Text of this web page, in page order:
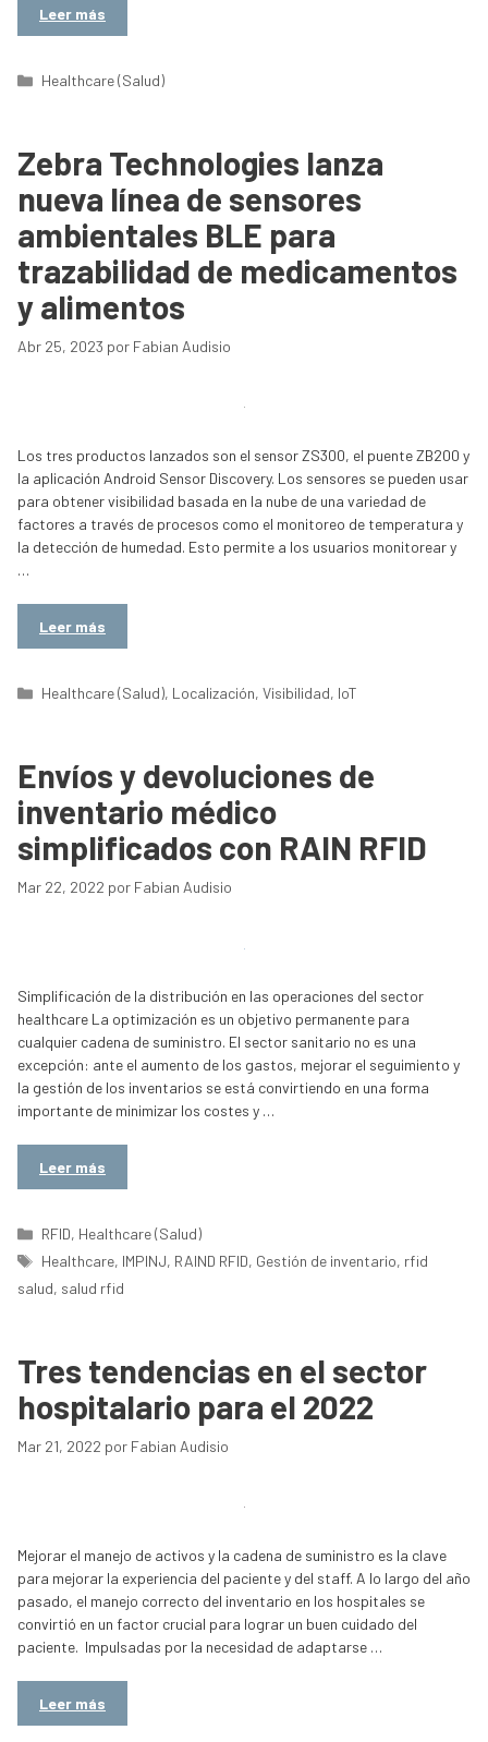
Leer más
Categorías
Healthcare (Salud)
Zebra Technologies lanza
nueva línea de sensores
ambientales BLE para
trazabilidad de medicamentos
y alimentos
Abr 25, 2023 por Fabian Audisio
Los tres productos lanzados son el sensor ZS300, el puente ZB200 y
la aplicación Android Sensor Discovery. Los sensores se pueden usar
para obtener visibilidad basada en la nube de una variedad de
factores a través de procesos como el monitoreo de temperatura y
la detección de humedad. Esto permite a los usuarios monitorear y
…
Leer más
Categorías
Healthcare (Salud), Localización,Visibilidad, IoT
Envíos y devoluciones de
inventario médico
simplificados con RAIN RFID
Mar 22, 2022 por Fabian Audisio
Simplificación de la distribución en las operaciones del sector
healthcare La optimización es un objetivo permanente para
cualquier cadena de suministro. El sector sanitario no es una
excepción: ante el aumento de los gastos, mejorar el seguimiento y
la gestión de los inventarios se está convirtiendo en una forma
importante de minimizar los costes y …
Leer más
Categorías
RFID, Healthcare (Salud)
Etiquetas
Healthcare, IMPINJ, RAIND RFID, Gestión de inventario, rfid
salud, salud rfid
Tres tendencias en el sector
hospitalario para el 2022
Mar 21, 2022 por Fabian Audisio
Mejorar el manejo de activos y la cadena de suministro es la clave
para mejorar la experiencia del paciente y del staff. A lo largo del año
pasado, el manejo correcto del inventario en los hospitales se
convirtió en un factor crucial para lograr un buen cuidado del
paciente. Impulsadas por la necesidad de adaptarse …
Leer más